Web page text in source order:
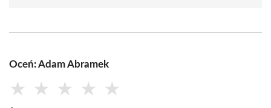
Oceń: Adam Abramek
★ ★ ★ ★ ★